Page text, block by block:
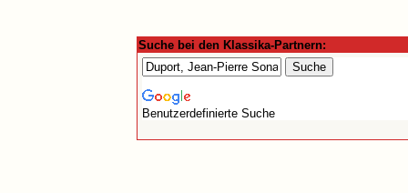
Suche bei den Klassika-Partnern:
Benutzerdefinierte Suche